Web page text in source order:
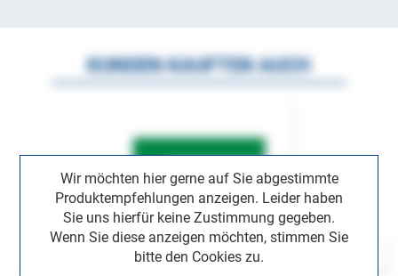
Wir möchten hier gerne auf Sie abgestimmte
Produktempfehlungen anzeigen. Leider haben
Sie uns hierfür keine Zustimmung gegeben.
Wenn Sie diese anzeigen möchten, stimmen Sie
bitte den Cookies zu.
KUNDEN KAUFTEN AUCH